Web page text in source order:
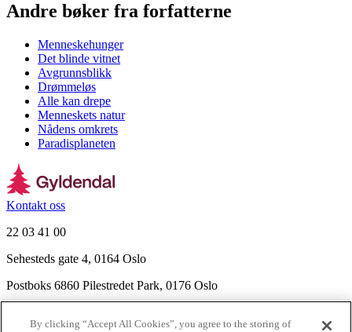
Andre bøker fra forfatterne
Menneskehunger
Det blinde vitnet
Avgrunnsblikk
Drømmeløs
Alle kan drepe
Menneskets natur
Nådens omkrets
Paradisplaneten
Kontakt oss
22 03 41 00
Sehesteds gate 4, 0164 Oslo
Postboks 6860 Pilestredet Park, 0176 Oslo
By clicking “Accept All Cookies”, you agree to the storing of